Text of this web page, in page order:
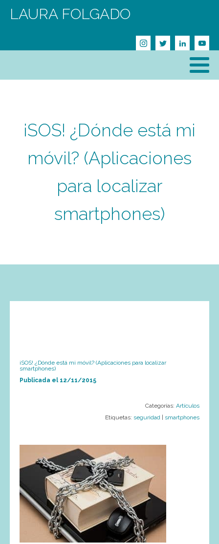
LAURA FOLGADO
¡SOS! ¿Dónde está mi
móvil? (Aplicaciones
para localizar
smartphones)
¡SOS! ¿Dónde está mi móvil? (Aplicaciones para localizar
smartphones)
Publicada el 12/11/2015
Categorías: Artículos
Etiquetas: seguridad smartphones